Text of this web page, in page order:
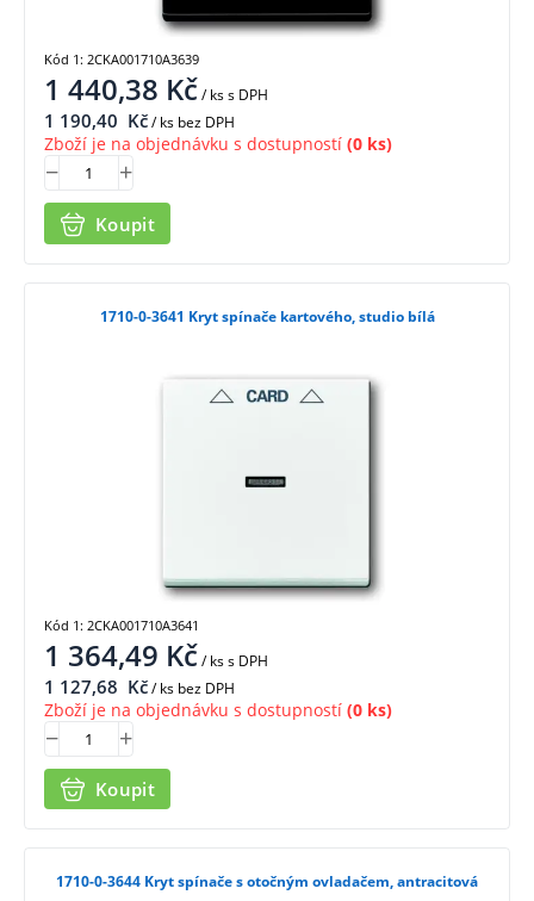
1 440,38 Kč/ kss DPH
1 190,40 Kč/ ks bez DPH
Zboží je na objednávku s dostupností (0 ks)
Koupit
Kód 1: 2CKA001710A3639
1710-0-3641 Kryt spínače kartového, studio bílá
1 364,49 Kč/ kss DPH
1 127,68 Kč/ ks bez DPH
Zboží je na objednávku s dostupností (0 ks)
Koupit
Kód 1: 2CKA001710A3641
1710-0-3644 Kryt spínače s otočným ovladačem, antracitová